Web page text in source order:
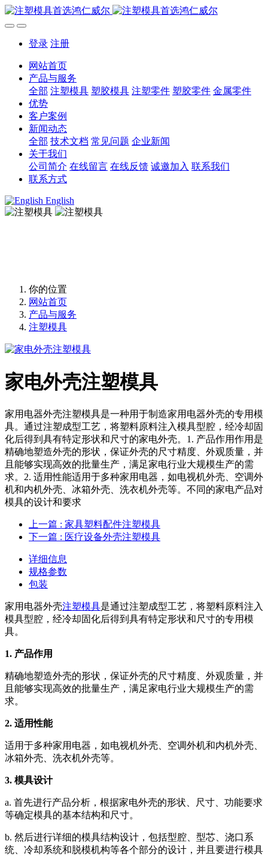
登录 注册
网站首页
产品与服务
全部 注塑模具 塑胶模具 注塑零件 塑胶零件 金属零件
优势
客户案例
新闻动态
全部 技术文档 常见问题 企业新闻
关于我们
公司简介 在线留言 在线反馈 诚邀加入 联系我们
联系方式
English
你的位置
网站首页
产品与服务
注塑模具
家电外壳注塑模具
家用电器外壳注塑模具是一种用于制造家用电器外壳的专用模
具。通过注塑成型工艺，将塑料原料注入模具型腔，经冷却固
化后得到具有特定形状和尺寸的家电外壳。1. 产品作用作用是
精确地塑造外壳的形状，保证外壳的尺寸精度、外观质量，并
且能够实现高效的批量生产，满足家电行业大规模生产的需
求。2. 适用性能适用于多种家用电器，如电视机外壳、空调外
机和内机外壳、冰箱外壳、洗衣机外壳等。不同的家电产品对
模具的设计和要求
上一篇 : 家具塑料配件注塑模具
下一篇 : 医疗设备外壳注塑模具
详细信息
规格参数
包装
家用电器外壳注塑模具是通过注塑成型工艺，将塑料原料注入
模具型腔，经冷却固化后得到具有特定形状和尺寸的专用模
具。
1. 产品作用
精确地塑造外壳的形状，保证外壳的尺寸精度、外观质量，并
且能够实现高效的批量生产，满足家电行业大规模生产的需
求。
2. 适用性能
适用于多种家用电器，如电视机外壳、空调外机和内机外壳、
冰箱外壳、洗衣机外壳等。
3. 模具设计
a. 首先进行产品分析，根据家电外壳的形状、尺寸、功能要求
等确定模具的基本结构和尺寸。
b. 然后进行详细的模具结构设计，包括型腔、型芯、浇口系
统、冷却系统和脱模机构等各个部分的设计，并且要进行模具